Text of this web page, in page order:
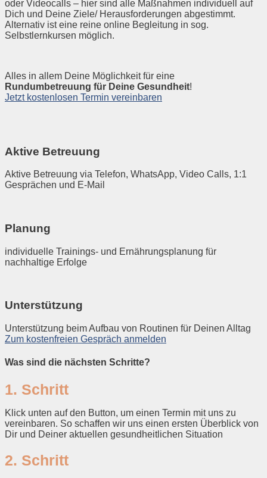
oder Videocalls – hier sind alle Maßnahmen individuell auf
Dich und Deine Ziele/ Herausforderungen abgestimmt.
Alternativ ist eine reine online Begleitung in sog.
Selbstlernkursen möglich.
Alles in allem Deine Möglichkeit für eine
Rundumbetreuung für Deine Gesundheit!
Jetzt kostenlosen Termin vereinbaren
Aktive Betreuung
Aktive Betreuung via Telefon, WhatsApp, Video Calls, 1:1
Gesprächen und E-Mail
Planung
individuelle Trainings- und Ernährungsplanung für
nachhaltige Erfolge
Unterstützung
Unterstützung beim Aufbau von Routinen für Deinen Alltag
Zum kostenfreien Gespräch anmelden
Was sind die nächsten Schritte?
1. Schritt
Klick unten auf den Button, um einen Termin mit uns zu
vereinbaren. So schaffen wir uns einen ersten Überblick von
Dir und Deiner aktuellen gesundheitlichen Situation
2. Schritt